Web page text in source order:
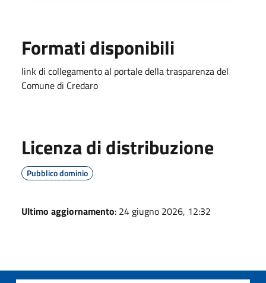
Formati disponibili
link di collegamento al portale della trasparenza del
Comune di Credaro
Licenza di distribuzione
Pubblico dominio
Ultimo aggiornamento: 24 giugno 2026, 12:32